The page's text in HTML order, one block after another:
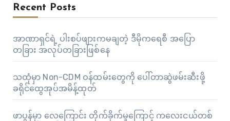
Recent Posts
အာဏာရှင်ရဲ့ ပါးစပ်ဖျားကမချတဲ့ ဒီမိုကရေစီ အပြော
တခြား အလုပ်တခြားဖြစ်နေ
သထုံမှာ Non-CDM ဝန်ထမ်းတွေကို ပေါ်တာဆွဲဖမ်းဆီးဖို့
ခရိုင်ထွေအုပ်အမိန့်ထုတ်
ဖာပွန်မှာ လေကြောင်း တိုက်ခိုက်မှုကြောင့် ကလေးငယ်တစ်